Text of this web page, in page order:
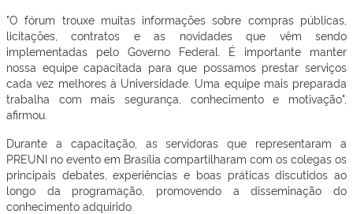
"O fórum trouxe muitas informações sobre compras públicas,
licitações, contratos e as novidades que vêm sendo
implementadas pelo Governo Federal. É importante manter
nossa equipe capacitada para que possamos prestar serviços
cada vez melhores à Universidade. Uma equipe mais preparada
trabalha com mais segurança, conhecimento e motivação",
afirmou.
Durante a capacitação, as servidoras que representaram a
PREUNI no evento em Brasília compartilharam com os colegas os
principais debates, experiências e boas práticas discutidos ao
longo da programação, promovendo a disseminação do
conhecimento adquirido.